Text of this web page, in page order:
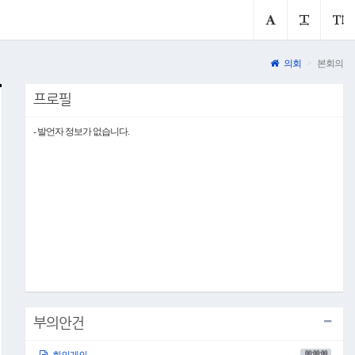
의회 본회의
프로필
- 발언자 정보가 없습니다.
부의안건
00:00:00